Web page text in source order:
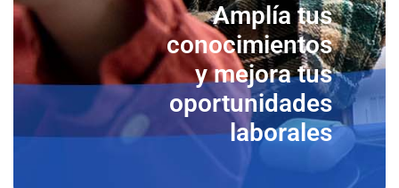
Amplía tus
conocimientos
y mejora tus
oportunidades
laborales​